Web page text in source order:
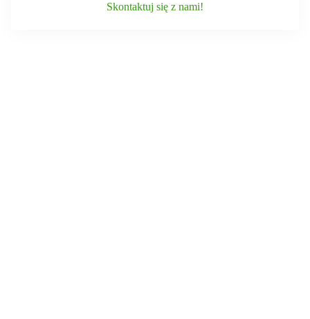
Skontaktuj się z nami!